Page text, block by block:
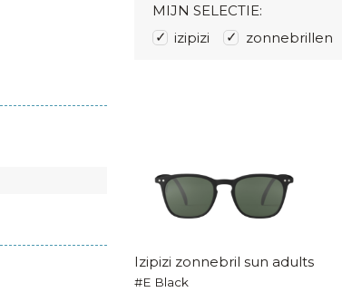
MIJN SELECTIE:
izipizi
zonnebrillen
Izipizi zonnebril sun adults
#E Black